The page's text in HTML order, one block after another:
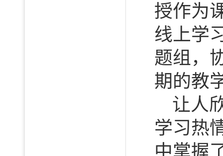
授作为
线上学
题组，
期的教
让人
学习热
中掌握